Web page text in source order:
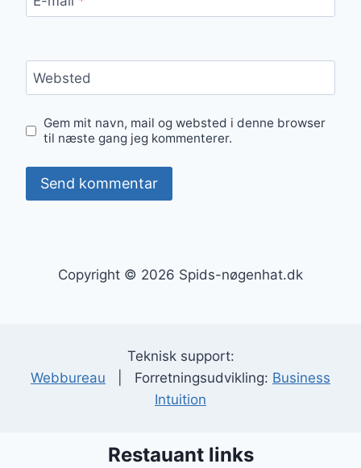
Websted
Gem mit navn, mail og websted i denne browser
til næste gang jeg kommenterer.
Copyright © 2026 Spids-nøgenhat.dk
Teknisk support:
Webbureau | Forretningsudvikling: Business
Intuition
Restauant links